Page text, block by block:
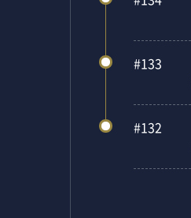
#133
#132